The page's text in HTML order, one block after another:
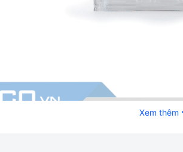
Xem thêm